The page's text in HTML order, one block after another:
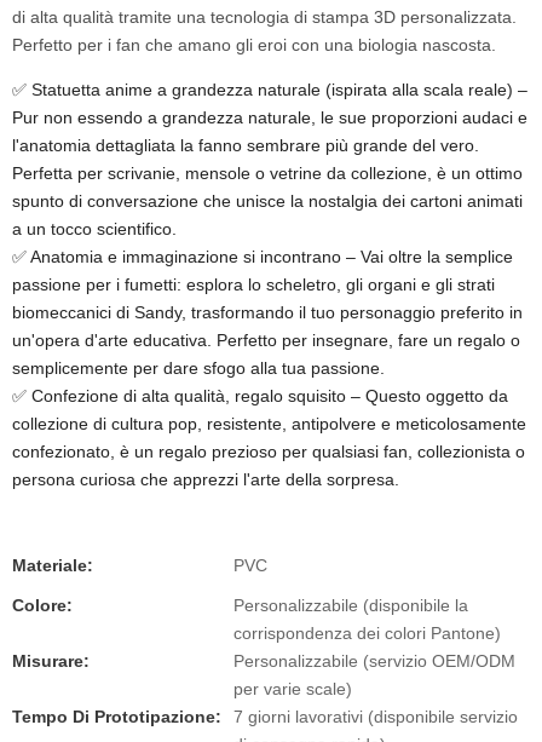
di alta qualità tramite una tecnologia di stampa 3D personalizzata.
Perfetto per i fan che amano gli eroi con una biologia nascosta.
✅ Statuetta anime a grandezza naturale (ispirata alla scala reale) –
Pur non essendo a grandezza naturale, le sue proporzioni audaci e
l'anatomia dettagliata la fanno sembrare più grande del vero.
Perfetta per scrivanie, mensole o vetrine da collezione, è un ottimo
spunto di conversazione che unisce la nostalgia dei cartoni animati
a un tocco scientifico.
✅ Anatomia e immaginazione si incontrano – Vai oltre la semplice
passione per i fumetti: esplora lo scheletro, gli organi e gli strati
biomeccanici di Sandy, trasformando il tuo personaggio preferito in
un'opera d'arte educativa. Perfetto per insegnare, fare un regalo o
semplicemente per dare sfogo alla tua passione.
✅ Confezione di alta qualità, regalo squisito – Questo oggetto da
collezione di cultura pop, resistente, antipolvere e meticolosamente
confezionato, è un regalo prezioso per qualsiasi fan, collezionista o
persona curiosa che apprezzi l'arte della sorpresa.
Materiale: PVC
Colore:
Personalizzabile (disponibile la
corrispondenza dei colori Pantone)
Misurare:
Personalizzabile (servizio OEM/ODM
per varie scale)
Tempo Di Prototipazione:
7 giorni lavorativi (disponibile servizio